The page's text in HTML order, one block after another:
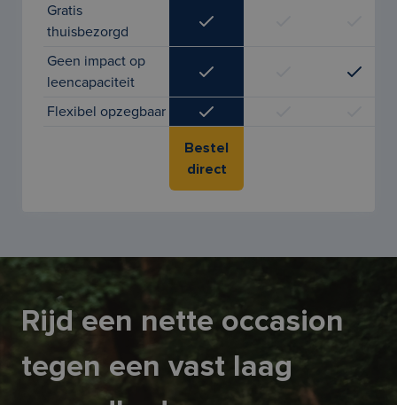
Gratis
thuisbezorgd
Geen impact op
leencapaciteit
Flexibel opzegbaar
Bestel
direct
Rijd een nette occasion
tegen een vast laag